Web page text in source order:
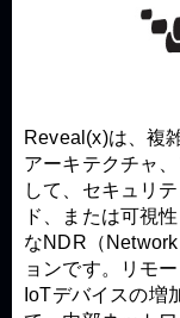
Reveal(x)は、複
アーキテクチャ
して、セキュリ
ド、または可視
なNDR（
ョンです。リモ
IoTデバイスの増